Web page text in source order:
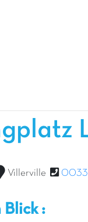
Villerville
Blick :